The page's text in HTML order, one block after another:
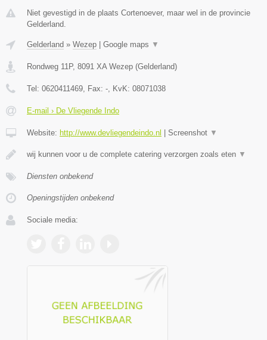
Niet gevestigd in de plaats Cortenoever, maar wel in de provincie
Gelderland.
Gelderland » Wezep | Google maps ▼
Rondweg 11P, 8091 XA Wezep (Gelderland)
Tel: 0620411469 , Fax: - , KvK: 08071038
E-mail › De Vliegende Indo
Website: http://www.devliegendeindo.nl | Screenshot ▼
wij kunnen voor u de complete catering verzorgen zoals eten ▼
Diensten onbekend
Openingstijden onbekend
Sociale media: